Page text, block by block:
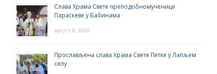
Слава Храма Свете преподобномученице
Параскеве у Бабинама
август 8, 2026
Прослављена слава Храма Свете Петке у Лапљем
селу